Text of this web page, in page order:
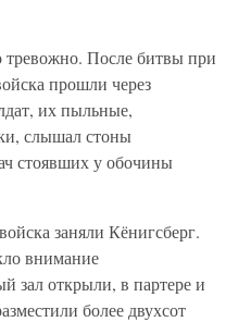
После битвы при
прошли через
их пыльные,
слышал стоны
стоявших у обочины
заняли Кёнигсберг.
внимание
зал открыли, в партере и
более двухсот